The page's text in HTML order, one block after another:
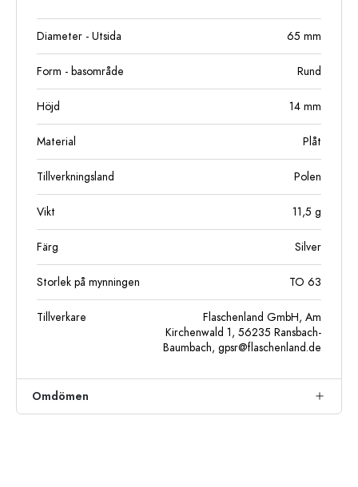
Diameter - Utsida 65 mm
Form - basområde Rund
Höjd 14 mm
Material Plåt
Tillverkningsland Polen
Vikt 11,5 g
Färg Silver
Storlek på mynningen TO 63
Tillverkare
Flaschenland GmbH, Am
Kirchenwald 1, 56235 Ransbach-
Baumbach, gpsr@flaschenland.de
Omdömen